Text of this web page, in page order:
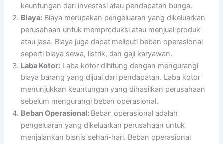
keuntungan dari investasi atau pendapatan bunga.
Biaya: Biaya merupakan pengeluaran yang dikeluarkan
perusahaan untuk memproduksi atau menjual produk
atau jasa. Biaya juga dapat meliputi beban operasional
seperti biaya sewa, listrik, dan gaji karyawan.
Laba Kotor: Laba kotor dihitung dengan mengurangi
biaya barang yang dijual dari pendapatan. Laba kotor
menunjukkan keuntungan yang dihasilkan perusahaan
sebelum mengurangi beban operasional.
Beban Operasional: Beban operasional adalah
pengeluaran yang dikeluarkan perusahaan untuk
menjalankan bisnis sehari-hari. Beban operasional